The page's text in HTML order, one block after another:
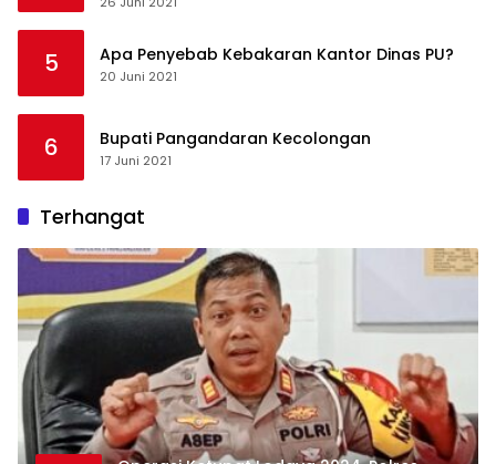
5 Apa Penyebab Kebakaran Kantor Dinas PU?
20 Juni 2021
6 Bupati Pangandaran Kecolongan
17 Juni 2021
Terhangat